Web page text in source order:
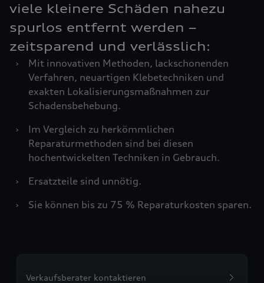
viele kleinere Schäden nahezu
spurlos entfernt werden –
zeitsparend und verlässlich:
›
Mit innovativen Methoden, lackschonenden
Verfahren, neuartigen Klebetechniken und
exakten Lokalisierungsmaßnahmen zur
Schadensbehebung.
›
Im Vergleich zu herkömmlichen
Reparaturmethoden sind bei diesen
hochentwickelten Techniken in Gebrauch.
›
Ersatzteile sind unnötig.
›
Sie können bis zu 75 % Reparaturkosten sparen.
Verkaufsberater kontaktieren